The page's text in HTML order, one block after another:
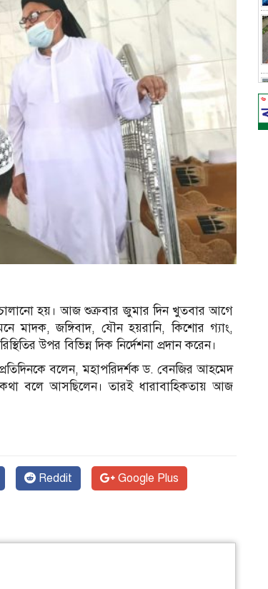
চালানো হয়। আজ শুক্রবার জুমার দিন খুতবার আগে
মাদক, জঙ্গিবাদ, যৌন হয়রানি, কিশোর গ্যাং,
উপর বিভিন্ন দিক নির্দেশনা প্রদান করেন।
প্রতিদিনকে বলেন, মহাপরিদর্শক ড. বেনজির আহমেদ
বলে আসছিলেন। তারই ধারাবাহিকতায় আজ
Reddit Google Plus